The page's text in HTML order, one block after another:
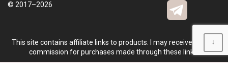
© 2017–2026
This site contains affiliate links to products. I may receive a small
commission for purchases made through these links.
↓